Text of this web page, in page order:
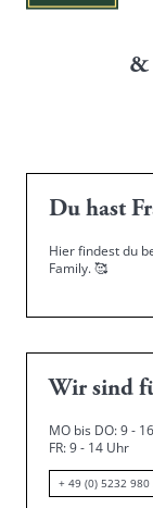
&
Du hast
Hier findest du
Family.🥰
Wir sind
MO bis DO: 9 -
FR: 9 - 14 Uhr
+ 49 (0) 5232 980